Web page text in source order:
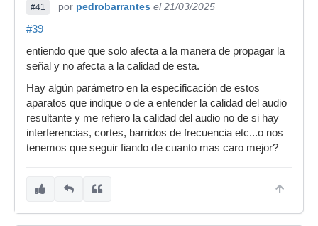
#41 por pedrobarrantes el 21/03/2025
#39
entiendo que que solo afecta a la manera de propagar la
señal y no afecta a la calidad de esta.
Hay algún parámetro en la especificación de estos
aparatos que indique o de a entender la calidad del audio
resultante y me refiero la calidad del audio no de si hay
interferencias, cortes, barridos de frecuencia etc...o nos
tenemos que seguir fiando de cuanto mas caro mejor?